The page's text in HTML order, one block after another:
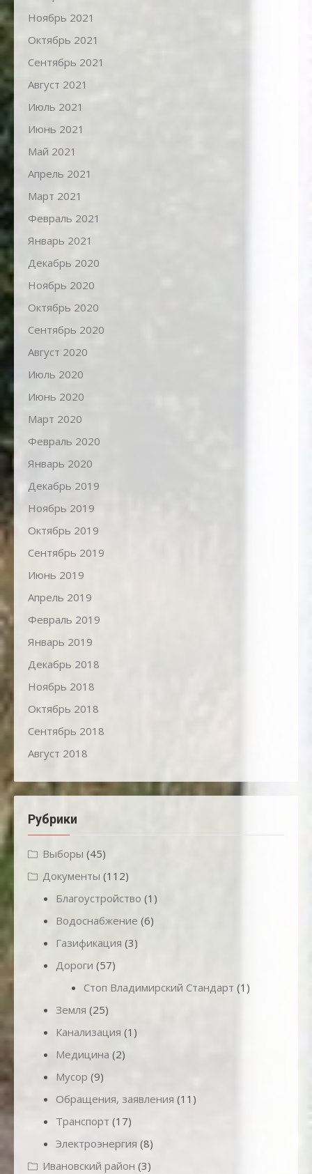
Ноябрь 2021
Октябрь 2021
Сентябрь 2021
Август 2021
Июль 2021
Июнь 2021
Май 2021
Апрель 2021
Март 2021
Февраль 2021
Январь 2021
Декабрь 2020
Ноябрь 2020
Октябрь 2020
Сентябрь 2020
Август 2020
Июль 2020
Июнь 2020
Март 2020
Февраль 2020
Январь 2020
Декабрь 2019
Ноябрь 2019
Октябрь 2019
Сентябрь 2019
Июнь 2019
Апрель 2019
Февраль 2019
Январь 2019
Декабрь 2018
Ноябрь 2018
Октябрь 2018
Сентябрь 2018
Август 2018
Рубрики
Выборы (45)
Документы (112)
Благоустройство (1)
Водоснабжение (6)
Газификация (3)
Дороги (57)
Стоп Владимирский Стандарт (1)
Земля (25)
Канализация (1)
Медицина (2)
Мусор (9)
Обращения, заявления (11)
Транспорт (17)
Электроэнергия (8)
Ивановский район (3)